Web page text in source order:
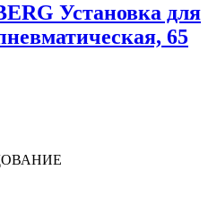
Установка для
65